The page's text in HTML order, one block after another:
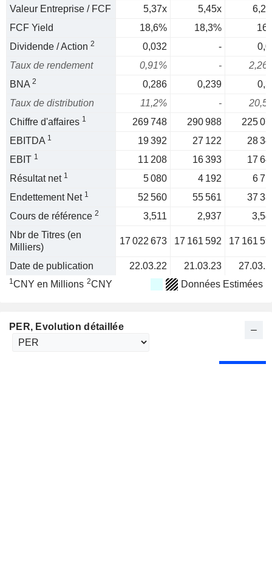
Valeur Entreprise / FCF 5,37x 5,45x
FCF Yield
18,6% 18,3%
Dividende / Action 2 0,032 -
Taux de rendement
0,91% -
BNA 2 0,286 0,239
Taux de distribution
11,2% -
Chiffre d'affaires 1 269 748 290 988
225
EBITDA 1 19 392 27 122
28
EBIT 1 11 208 16 393
17
Résultat net 1 5 080 4 192
6
Endettement Net 1 52 560 55 561
37
Cours de référence 2 3,511 2,937
Nbr de Titres (en
Milliers)
17 022 673 17 161 592 17 161
Date de publication 22.03.22 21.03.23
1CNY en Millions 2CNY Données Estimées
PER, Evolution détaillée